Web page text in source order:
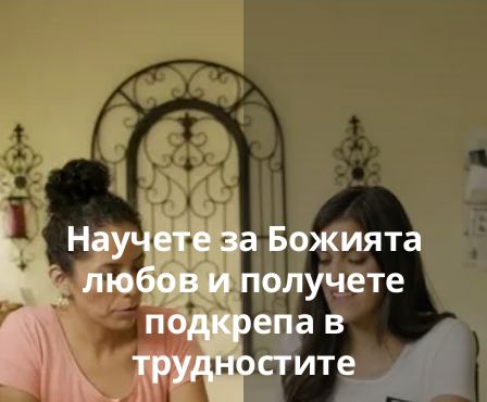
Научете за Божията
любов и получете
подкрепа в
трудностите